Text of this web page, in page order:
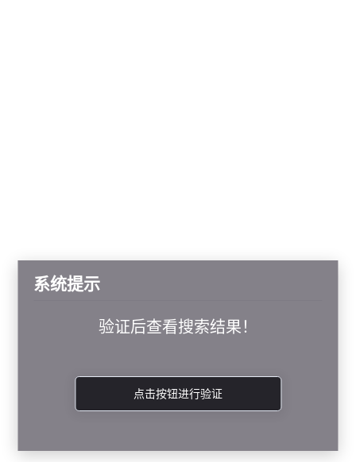
系统提示
验证后查看搜索结果！
点击按钮进行验证